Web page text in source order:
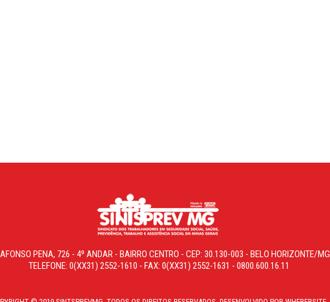
PENA, 726 - 4º ANDAR - BAIRRO CENTRO - CEP: 30.130-003 - BELO HORIZONTE/MG
TELEFONE: 0(XX31) 2552-1610 - FAX: 0(XX31) 2552-1631 - 0800.600.16.11